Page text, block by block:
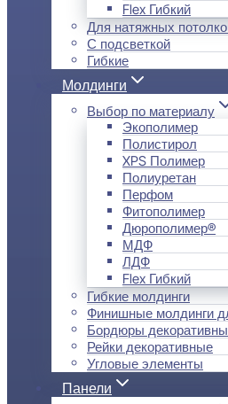
Flex Гибкий
Для натяжных
С подсветкой
Гибкие
Молдинги
Выбор по материалу
Экополимер
Полистирол
XPS Полимер
Полиуретан
Перфом
Фитополимер
Дюрополимер®
МДФ
ЛДФ
Flex Гибкий
Гибкие молдинги
Финишные молдинги
Бордюры
Рейки декоративные
Угловые элементы
Панели